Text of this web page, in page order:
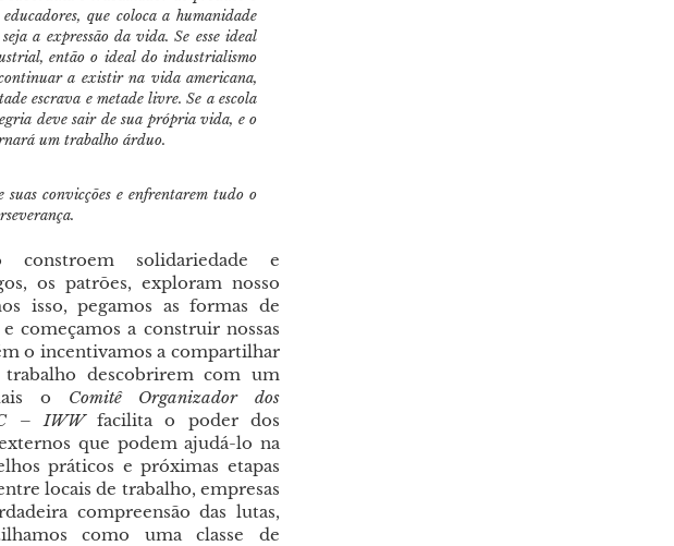
que coloca a humanidade
a expressão da vida. Se esse ideal
então o ideal do industrialismo
a existir na vida americana,
escrava e metade livre. Se a escola
deve sair de sua própria vida, e o
um trabalho árduo.
suas convicções e enfrentarem tudo o
constroem solidariedade e
os patrões, exploram nosso
isso, pegamos as formas de
começamos a construir nossas
o incentivamos a compartilhar
descobrirem com um
o Comitê Organizador dos
– IWWfacilita o poder dos
que podem ajudá-lo na
práticos e próximas etapas
locais de trabalho, empresas
compreensão das lutas,
como uma classe de